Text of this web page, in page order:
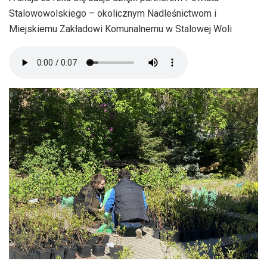
Stalowowolskiego – okolicznym Nadleśnictwom i
Miejskiemu Zakładowi Komunalnemu w Stalowej Woli